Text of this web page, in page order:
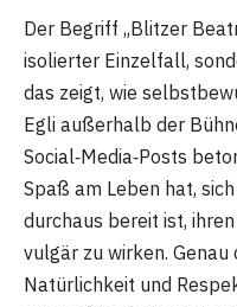
Der Begriff „Blitzer
isolierter Einzelfall,
das zeigt, wie
Egli außerhalb der
Social‑Media‑Posts
Spaß am Leben hat,
durchaus bereit ist,
vulgär zu wirken. Genau
Natürlichkeit und